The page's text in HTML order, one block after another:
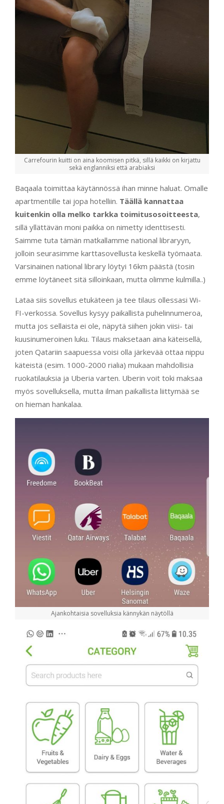
Carrefourin kuitti on aina koomisen pitkä, sillä kaikki on kirjattu
sekä englanniksi että arabiaksi
Baqaala toimittaa käytännössä ihan minne haluat. Omalle
apartmentille tai jopa hotelliin. Täällä kannattaa
kuitenkin olla melko tarkka toimitusosoitteesta,
sillä yllättävän moni paikka on nimetty identtisesti.
Saimme tuta tämän matkallamme national libraryyn,
jolloin seurasimme karttasovellusta keskellä työmaata.
Varsinainen national library löytyi 16km päästä (tosin
emme löytäneet sitä silloinkaan, mutta olimme kulmilla..)
Lataa siis sovellus etukäteen ja tee tilaus ollessasi Wi-
FI-verkossa. Sovellus kysyy paikallista puhelinnumeroa,
mutta jos sellaista ei ole, näpytä siihen jokin viisi- tai
kuusinumeroinen luku. Tilaus maksetaan aina käteisellä,
joten Qatariin saapuessa voisi olla järkevää ottaa nippu
käteistä (esim. 1000-2000 rialia) mukaan mahdollisia
ruokatilauksia ja Uberia varten. Uberin voit toki maksaa
myös sovelluksella, mutta ilman paikallista liittymää se
on hieman hankalaa.
Ajankohtaisia sovelluksia kännykän näytöllä